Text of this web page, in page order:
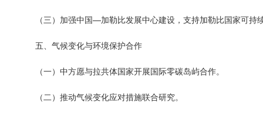
（三）加强中国—加勒比发展中心建设，支持加勒比国家可持
五、气候变化与环境保护合作
（一）中方愿与拉共体国家开展国际零碳岛屿合作。
（二）推动气候变化应对措施联合研究。